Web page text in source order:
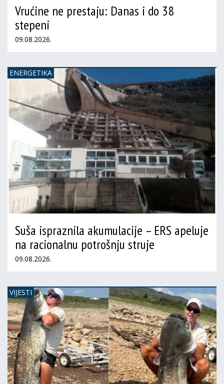
Vrućine ne prestaju: Danas i do 38
stepeni
09.08.2026.
ENERGETIKA
Suša ispraznila akumulacije – ERS apeluje
na racionalnu potrošnju struje
09.08.2026.
VIJESTI